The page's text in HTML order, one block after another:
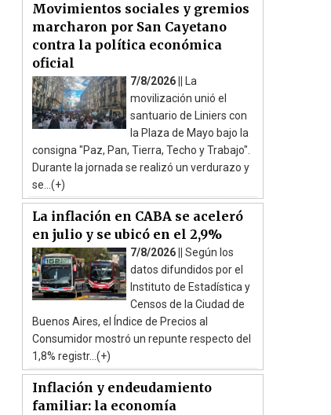
Movimientos sociales y gremios
marcharon por San Cayetano
contra la política económica
oficial
7/8/2026 ||
La
movilización unió el
santuario de Liniers con
la Plaza de Mayo bajo la
consigna "Paz, Pan, Tierra, Techo y Trabajo".
Durante la jornada se realizó un verdurazo y
se...(+)
La inflación en CABA se aceleró
en julio y se ubicó en el 2,9%
7/8/2026 || Según los
datos difundidos por el
Instituto de Estadística y
Censos de la Ciudad de
Buenos Aires, el Índice de Precios al
Consumidor mostró un repunte respecto del
1,8% registr...(+)
Inflación y endeudamiento
familiar: la economía